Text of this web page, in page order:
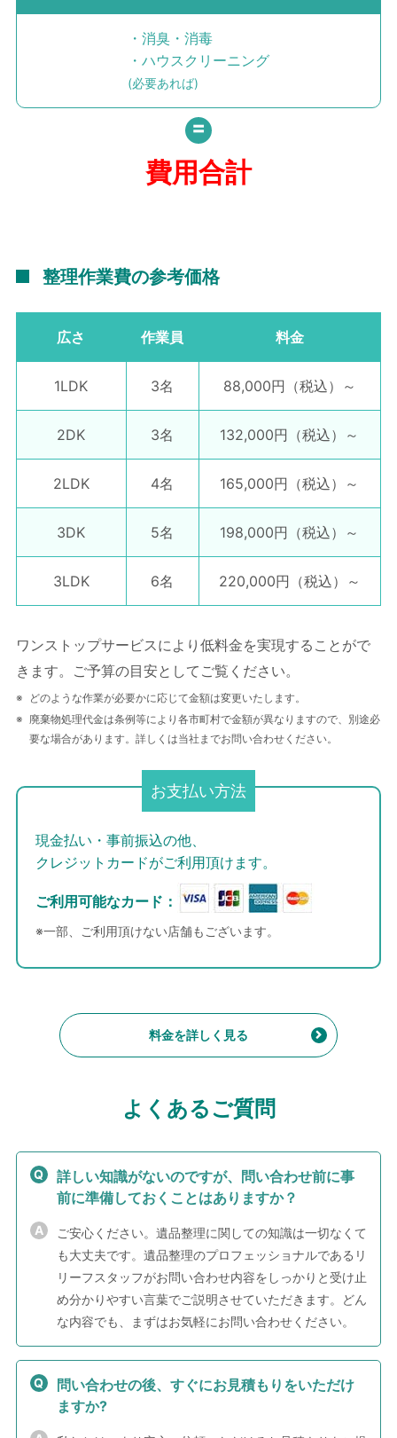
・消臭・消毒
・ハウスクリーニング
(必要あれば)
費用合計
整理作業費の参考価格
広さ 作業員 料金
1LDK 3名 88,000円 （税込）～
2DK 3名 132,000円 （税込）～
2LDK 4名 165,000円 （税込）～
3DK 5名 198,000円 （税込）～
3LDK 6名 220,000円 （税込）～
ワンストップサービスにより低料金を実現することがで
きます。ご予算の目安としてご覧ください。
どのような作業が必要かに応じて金額は変更いたします。
廃棄物処理代金は条例等により各市町村で金額が異なりますので、別途必
要な場合があります。詳しくは当社までお問い合わせください。
お支払い方法
現金払い・事前振込の他、
クレジットカードがご利用頂けます。
ご利用可能なカード：
※一部、ご利用頂けない店舗もございます。
料金を詳しく見る
よくあるご質問
詳しい知識がないのですが、問い合わせ前に事
前に準備しておくことはありますか？
ご安心ください。遺品整理に関しての知識は一切なくて
も大丈夫です。遺品整理のプロフェッショナルであるリ
リーフスタッフがお問い合わせ内容をしっかりと受け止
め分かりやすい言葉でご説明させていただきます。どん
な内容でも、まずはお気軽にお問い合わせください。
問い合わせの後、すぐにお見積もりをいただけ
ますか?